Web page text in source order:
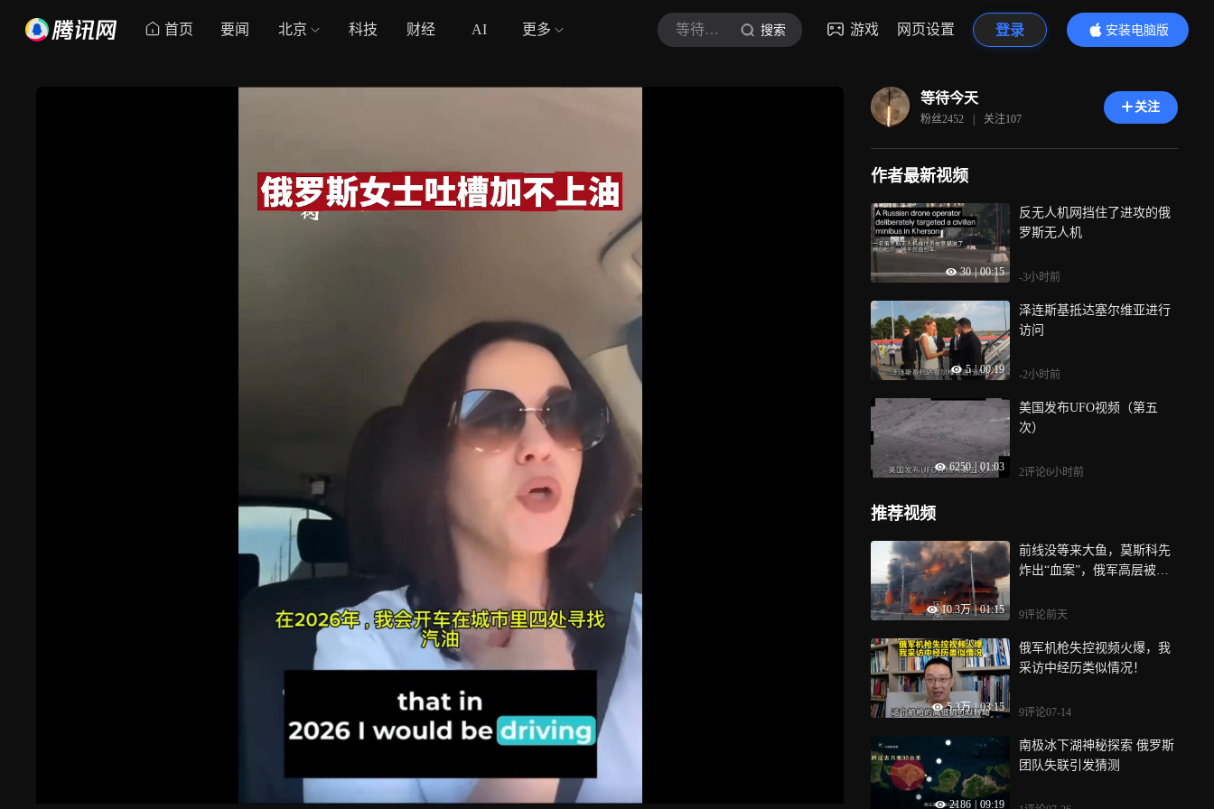
首页 要闻 北京 科技 财经 AI 更多 等待今天 搜索 游戏 网页设置 登录
安装电脑版
内容更精彩
等待今天
粉丝2452 | 关注107
关注
作者最新视频
30 | 00:15
反无人机网挡住了进攻的俄
罗斯无人机
-3小时前
5 | 00:19
泽连斯基抵达塞尔维亚进行
访问
-2小时前
6250 | 01:03
美国发布UFO视频（第五
次）
2评论6小时前
推荐视频
10.3万 | 01:15
前线没等来大鱼，莫斯科先
炸出“血案”，俄军高层被追
9评论前天
5.3万 | 03:15
俄军机枪失控视频火爆，我
采访中经历类似情况！
9评论07-14
2186 09:19
南极冰下湖神秘探索 俄罗斯
团队失联引发猜测